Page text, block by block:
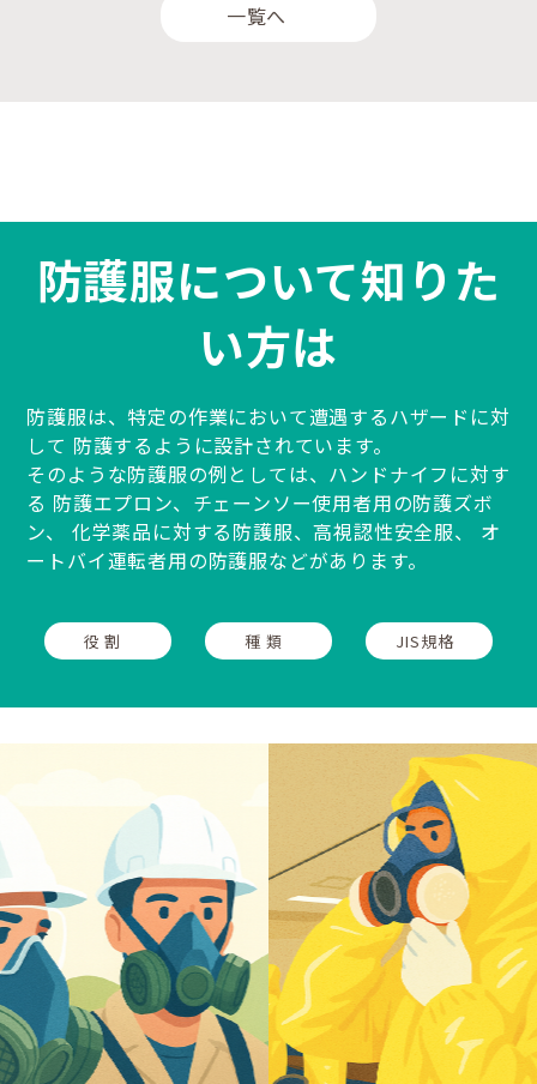
一覧へ
防護服について知りた
い方は
防護服は、特定の作業において遭遇するハザードに対
して 防護するように設計されています。
そのような防護服の例としては、ハンドナイフに対す
る 防護エプロン、チェーンソー使用者用の防護ズボ
ン、
化学薬品に対する防護服、高視認性安全服、
オ
ートバイ運転者用の防護服などがあります。
役 割 種 類 JIS規格